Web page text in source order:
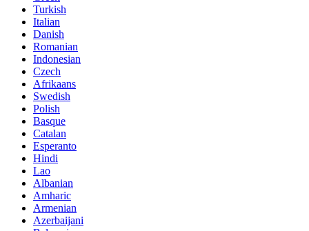
Turkish
Italian
Danish
Romanian
Indonesian
Czech
Afrikaans
Swedish
Polish
Basque
Catalan
Esperanto
Hindi
Lao
Albanian
Amharic
Armenian
Azerbaijani